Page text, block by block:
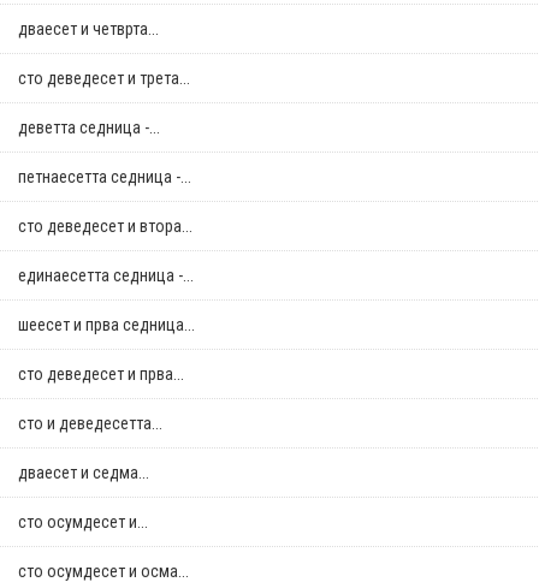
дваесет и четврта...
сто деведесет и трета...
деветта седница -...
петнаесетта седница -...
сто деведесет и втора...
единаесетта седница -...
шеесет и прва седница...
сто деведесет и прва...
сто и деведесетта...
дваесет и седма...
сто осумдесет и...
сто осумдесет и осма...